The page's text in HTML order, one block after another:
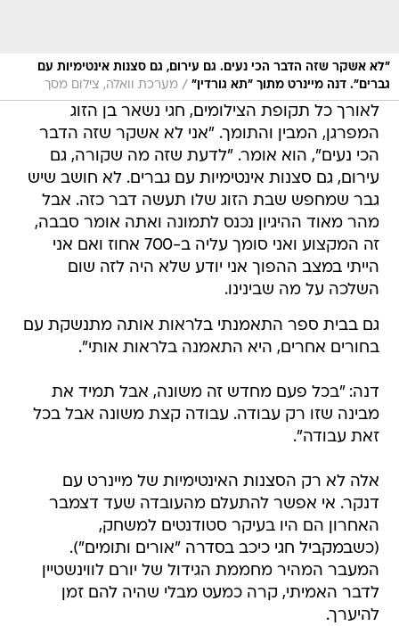
"לא אשקר שזה הדבר הכי נעים. גם עירום, גם סצנות אינטימיות עם
גברים". דנה מיינרט מתוך "תא גורדין" / מערכת וואלה, צילום מסך
לאורך כל תקופת הצילומים, חגי נשאר בן הזוג
המפרגן, המבין והתומך. "אני לא אשקר שזה הדבר
הכי נעים", הוא אומר. "לדעת שזה מה שקורה, גם
עירום, גם סצנות אינטימיות עם גברים. לא חושב שיש
גבר שמחפש שבת הזוג שלו תעשה דבר כזה. אבל
מהר מאוד ההיגיון נכנס לתמונה ואתה אומר סבבה,
זה המקצוע ואני סומך עליה ב-700 אחוז ואם אני
הייתי במצב ההפוך אני יודע שלא היה לזה שום
השלכה על מה שבינינו.
גם בבית ספר התאמנתי בלראות אותה מתנשקת עם
בחורים אחרים, היא התאמנה בלראות אותי".
דנה: "בכל פעם מחדש זה משונה, אבל תמיד את
מבינה שזו רק עבודה. עבודה קצת משונה אבל בכל
זאת עבודה".
אלה לא רק הסצנות האינטימיות של מיינרט עם
דנקר. אי אפשר להתעלם מהעובדה שעד דצמבר
האחרון הם היו בעיקר סטודנטים למשחק,
(כשבמקביל חגי כיכב בסדרה "אורים ותומים").
המעבר המהיר מחממת הגידול של יורם לווינשטיין
לדבר האמיתי, קרה כמעט מבלי שהיה להם זמן
להיערך.